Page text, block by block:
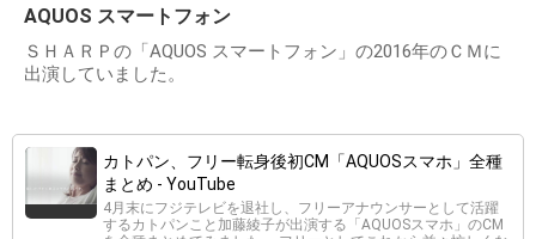
AQUOS スマートフォン
ＳＨＡＲＰの「AQUOS スマートフォン」の2016年のＣＭに
出演していました。
カトパン、フリー転身後初CM「AQUOSスマホ」全種
まとめ - YouTube
4月末にフジテレビを退社し、フリーアナウンサーとして活躍
するカトパンこと加藤綾子が出演する「AQUOSスマホ」のCM